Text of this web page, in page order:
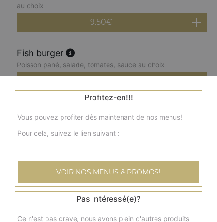
au choix
9.50€
Fish burger
Poisson pané, salade, tomates, sauce au choix
Double fish burger
2 poissons panés, salade, tomates, sauce au choix
Menu cheese burger
Steak, cheddar fondu, salade, tomate, sauce au choix +
frites + 1 boisson 33 cl
Profitez-en!!!
Vous pouvez profiter dès maintenant de nos menus!
Pour cela, suivez le lien suivant :
VOIR NOS MENUS & PROMOS!
Pas intéressé(e)?
Ce n'est pas grave, nous avons plein d'autres produits